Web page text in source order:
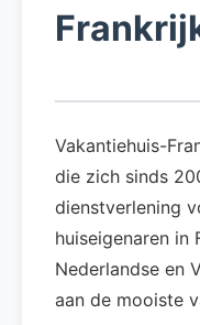
Vakantiehuis-
die zich sinds
dienstverlening
huiseigenaren in
Nederlandse en
aan de mooiste